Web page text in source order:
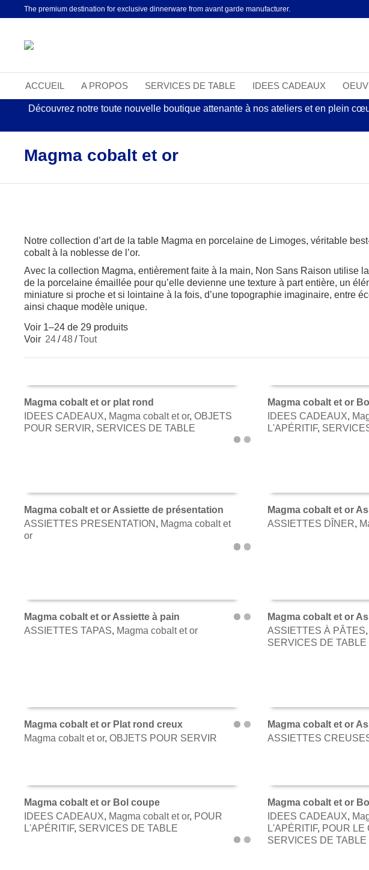
The premium destination for exclusive dinnerware from avant garde manufacturer.
ACCUEIL A PROPOS SERVICES DE TABLE IDEES CADEAUX
Découvrez notre toute nouvelle boutique attenante à nos ateliers et en plein
Magma cobalt et or
Notre collection d’art de la table Magma en porcelaine de Limoges, véritable
cobalt à la noblesse de l’or.
Avec la collection Magma, entièrement faite à la main, Non Sans Raison utilise
de la porcelaine émaillée pour qu’elle devienne une texture à part entière, un
miniature si proche et si lointaine à la fois, d’une topographie imaginaire, entre
ainsi chaque modèle unique.
Voir 1–24 de 29 produits
Voir 24/48/Tout
AJOUTER AU PANIER
Magma cobalt et or plat rond
IDEES CADEAUX, Magma cobalt et or,OBJETS
POUR SERVIR, SERVICES DE TABLE
AJOUTER AU PANIER
Magma cobalt et or
IDEES CADEAUX,
L'APÉRITIF,
AJOUTER AU PANIER
Magma cobalt et or Assiette de présentation
ASSIETTES PRESENTATION , Magma cobalt et
or
AJOUTER AU PANIER
Magma cobalt et or
ASSIETTES DÎNER,
AJOUTER AU PANIER
Magma cobalt et or Assiette à pain
ASSIETTES TAPAS, Magma cobalt et or
AJOUTER AU PANIER
Magma cobalt et or
ASSIETTES À PÂTES,
SERVICES DE TABLE
AJOUTER AU PANIER
Magma cobalt et or Plat rond creux
Magma cobalt et or,OBJETS POUR SERVIR
AJOUTER AU PANIER
Magma cobalt et or
ASSIETTES
AJOUTER AU PANIER
Magma cobalt et or Bol coupe
IDEES CADEAUX, Magma cobalt et or, POUR
L'APÉRITIF, SERVICES DE TABLE
AJOUTER AU PANIER
Magma cobalt et or
IDEES CADEAUX,
L'APÉRITIF, POUR LE
SERVICES DE TABLE